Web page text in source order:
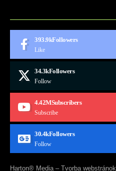
393.9kFollowers
Like
34.3kFollowers
Follow
4.42MSubscribers
Subscribe
30.4kFollowers
Follow
Harton® Media – Tvorba webstránok